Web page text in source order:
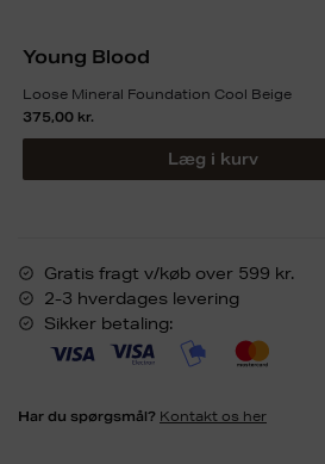
Young Blood
Loose Mineral Foundation Cool Beige
375,00 kr.
Læg i kurv
Gratis fragt v/køb over 599 kr.
2-3 hverdages levering
Sikker betaling:
Har du spørgsmål? Kontakt os her